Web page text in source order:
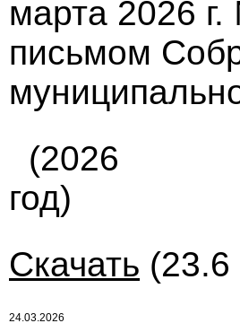
марта 2026
письмом
(2026
год)
Скачать
24.03.2026